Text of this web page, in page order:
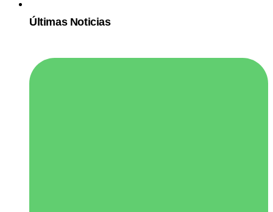
Últimas Noticias